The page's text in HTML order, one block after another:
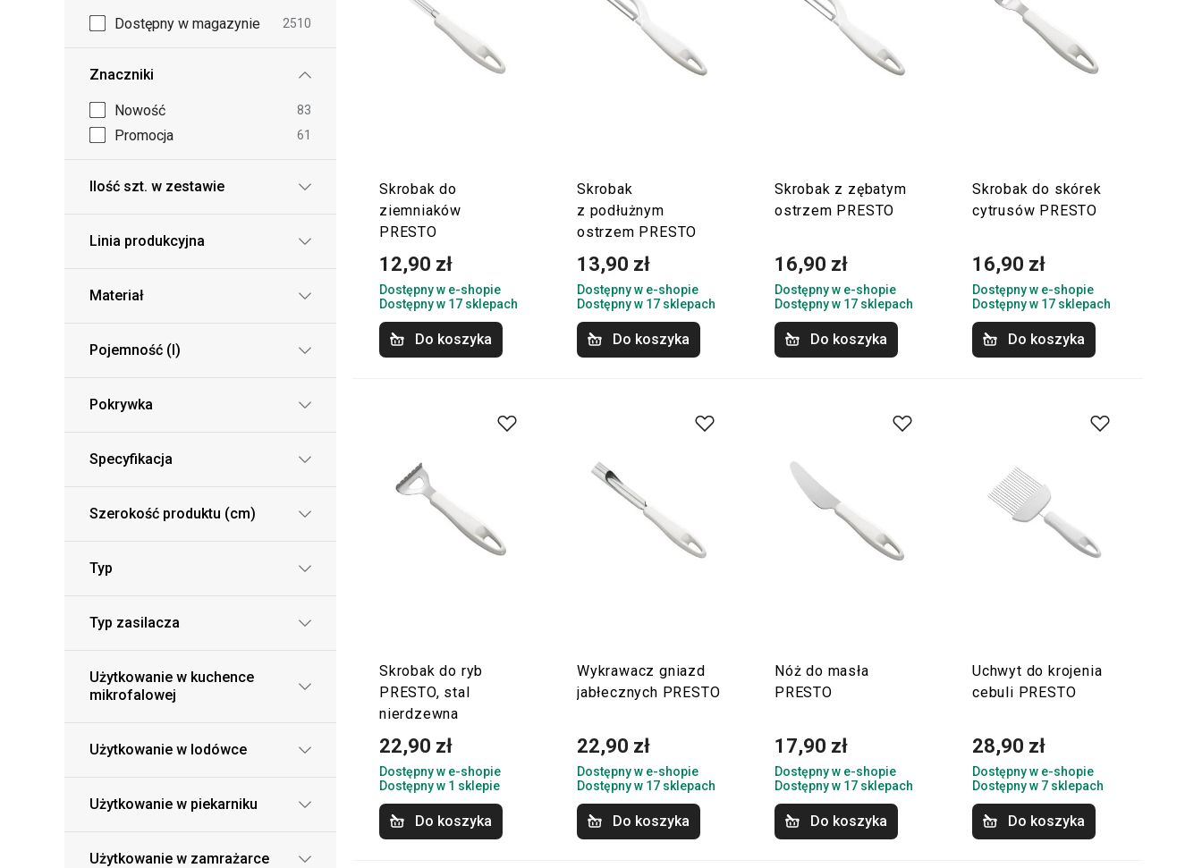
Dostępny w magazynie 2510
Znaczniki
Nowość 83
Promocja 61
Ilość szt. w zestawie
Linia produkcyjna
Materiał
Pojemność (l)
Pokrywka
Specyfikacja
Szerokość produktu (cm)
Typ
Typ zasilacza
Użytkowanie w kuchence
mikrofalowej
Użytkowanie w lodówce
Użytkowanie w piekarniku
Użytkowanie w zamrażarce
Skrobak do
ziemniaków
PRESTO
12,90 zł
Dostępny w e-shopie
Dostępny w 17 sklepach
Do koszyka
Skrobak
z podłużnym
ostrzem PRESTO
13,90 zł
Dostępny w e-shopie
Dostępny w 17 sklepach
Do koszyka
Skrobak z zębatym
ostrzem PRESTO
16,90 zł
Dostępny w e-shopie
Dostępny w 17 sklepach
Do koszyka
Skrobak do skórek
cytrusów PRESTO
16,90 zł
Dostępny w e-shopie
Dostępny w 17 sklepach
Do koszyka
Skrobak do ryb
PRESTO, stal
nierdzewna
22,90 zł
Dostępny w e-shopie
Dostępny w 1 sklepie
Do koszyka
Wykrawacz gniazd
jabłecznych PRESTO
22,90 zł
Dostępny w e-shopie
Dostępny w 17 sklepach
Do koszyka
Nóż do masła
PRESTO
17,90 zł
Dostępny w e-shopie
Dostępny w 17 sklepach
Do koszyka
Uchwyt do krojenia
cebuli PRESTO
28,90 zł
Dostępny w e-shopie
Dostępny w 7 sklepach
Do koszyka